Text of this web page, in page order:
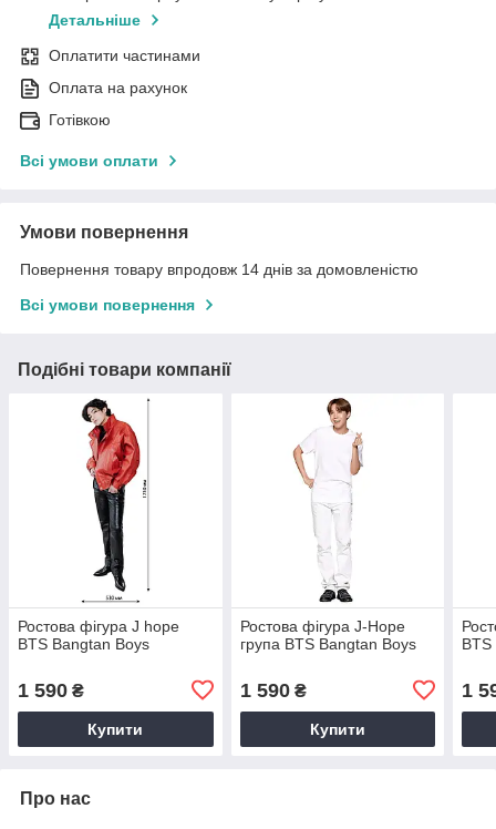
Детальніше
Оплатити частинами
Оплата на рахунок
Готівкою
Всі умови оплати
Умови повернення
Повернення товару впродовж 14 днів за домовленістю
Всі умови повернення
Подібні товари компанії
Ростова фігура J hope
BTS Bangtan Boys
1 590 ₴
Купити
Ростова фігура J-Hope
група BTS Bangtan Boys
1 590₴
Купити
1
Про нас